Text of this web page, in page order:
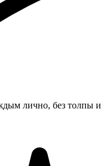
лично, без толпы и